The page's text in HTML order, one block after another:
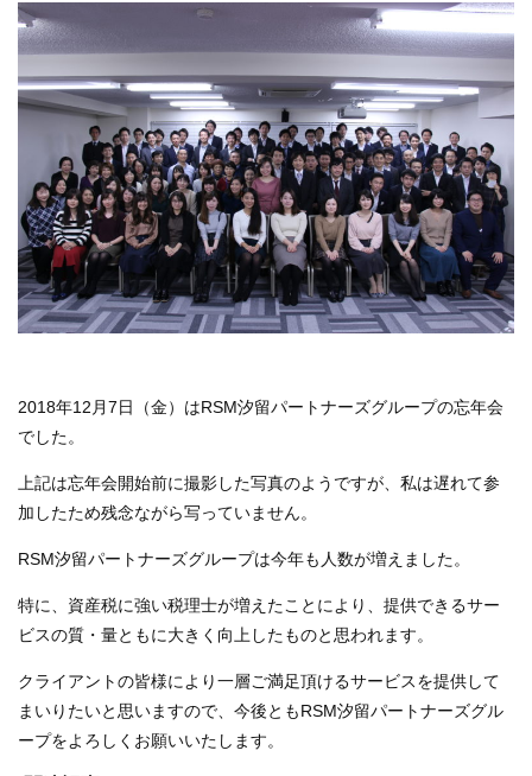
2018年12月7日（金）はRSM汐留パートナーズグループの忘年会
でした。
上記は忘年会開始前に撮影した写真のようですが、私は遅れて参
加したため残念ながら写っていません。
RSM汐留パートナーズグループは今年も人数が増えました。
特に、資産税に強い税理士が増えたことにより、提供できるサー
ビスの質・量ともに大きく向上したものと思われます。
クライアントの皆様により一層ご満足頂けるサービスを提供して
まいりたいと思いますので、今後ともRSM汐留パートナーズグル
ープをよろしくお願いいたします。